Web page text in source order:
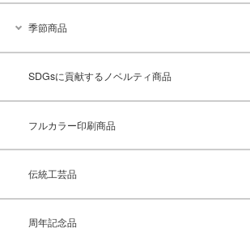
季節商品
SDGsに貢献するノベルティ商品
フルカラー印刷商品
伝統工芸品
周年記念品